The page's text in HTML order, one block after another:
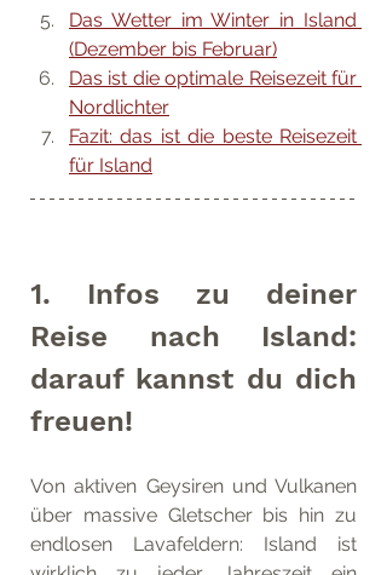
Das Wetter im Winter in Island
(Dezember bis Februar)
Das ist die optimale Reisezeit für
Nordlichter
Fazit: das ist die beste Reisezeit
für Island
1. Infos zu deiner
Reise nach Island:
darauf kannst du dich
freuen!
Von aktiven Geysiren und Vulkanen
über massive Gletscher bis hin zu
endlosen Lavafeldern: Island ist